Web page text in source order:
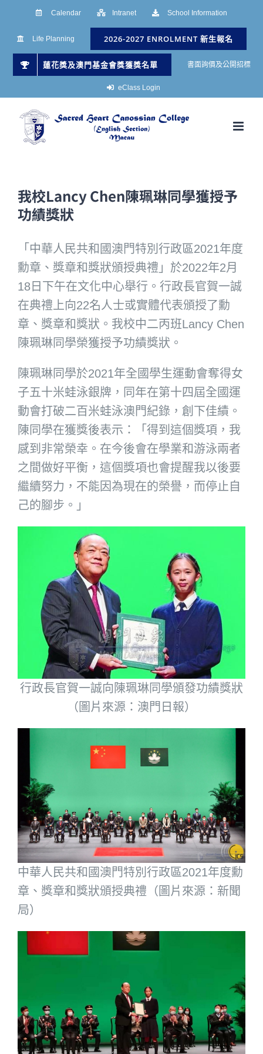
Calendar Intranet School Information
Life Planning 2026-2027 ENROLMENT 新生報名
蓮花獎及澳門基金會獎獲獎名單 書面詢價及公開招標
eClass Login
我校Lancy Chen陳珮琳同學獲授予
功績獎狀
「中華人民共和國澳門特別行政區2021年度
勳章、獎章和獎狀頒授典禮」於2022年2月
18日下午在文化中心舉行。行政長官賀一誠
在典禮上向22名人士或實體代表頒授了勳
章、獎章和獎狀。我校中二丙班Lancy Chen
陳珮琳同學榮獲授予功績獎狀。
陳珮琳同學於2021年全國學生運動會奪得女
子五十米蛙泳銀牌，同年在第十四屆全國運
動會打破二百米蛙泳澳門紀錄，創下佳績。
陳同學在獲獎後表示：「得到這個獎項，我
感到非常榮幸。在今後會在學業和游泳兩者
之間做好平衡，這個獎項也會提醒我以後要
繼續努力，不能因為現在的榮譽，而停止自
己的腳步。」
行政長官賀一誠向陳珮琳同學頒發功績獎狀
（圖片來源：澳門日報）
中華人民共和國澳門特別行政區2021年度勳
章、獎章和獎狀頒授典禮（圖片來源：新聞
局）